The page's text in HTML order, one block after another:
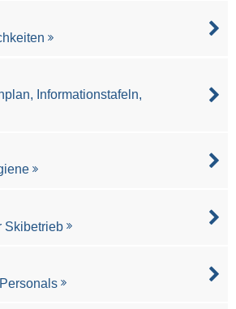
Informationstafeln,
Skibetrieb